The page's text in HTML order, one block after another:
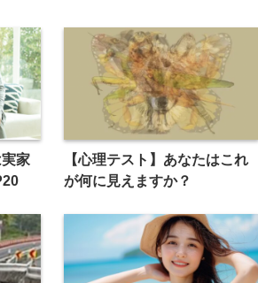
家
【心理テスト】あなたはこれ
が何に見えますか？